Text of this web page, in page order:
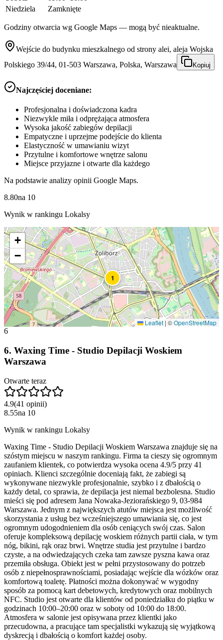
Niedziela
Zamknięte
Godziny otwarcia wg Google Maps — mogą być nieaktualne.
Wejście do budynku mieszkalnego od strony alei, aleja Wojska
Polskiego 39/44, 01-503 Warszawa, Polska, Warszawa
Kopiuj
Najczęściej doceniane:
Profesjonalna i doświadczona kadra
Niezwykle miła i odprężająca atmosfera
Wysoka jakość zabiegów depilacji
Empatyczne i uprzejme podejście do klienta
Elastyczność w umawianiu wizyt
Przytulne i komfortowe wnętrze salonu
Miejsce przyjazne i otwarte dla każdego
Na podstawie analizy opinii Google Maps.
8.80na 10
Wynik w rankingu Lokalsy
1
+
−
Leaflet | ©OpenStreetMap
6
6. Waxing Time - Studio Depilacji Woskiem
Warszawa
Otwarte teraz
4.9(41 opinii)
8.55na 10
Wynik w rankingu Lokalsy
Waxing Time - Studio Depilacji Woskiem Warszawa znajduje się na
szóstym miejscu w naszym rankingu. Firma ta cieszy się ogromnym
zaufaniem klientek, co potwierdza wysoka ocena 4.9/5 przy 41
opiniach. Klienci szczególnie doceniają fakt, że zabiegi są
wykonywane niezwykle profesjonalnie, szybko i z dbałością o
każdy detal, co sprawia, że depilacja jest niemal bezbolesna. Studio
mieści się pod adresem Jana Nowaka-Jeziorańskiego 9, 03-984
Warszawa. Jednym z największych atutów miejsca jest możliwość
skorzystania z usług bez wcześniejszego umawiania się, co jest
ogromnym udogodnieniem dla osób ceniących swój czas. Salon
oferuje kompleksową depilację woskiem różnych partii ciała, w tym
nóg, bikini, rąk oraz brwi. Wnętrze studia jest przytulne i bardzo
czyste, a na odwiedzających czeka tam zawsze pyszna kawa oraz
przemiła obsługa. Obiekt jest w pełni przystosowany do potrzeb
osób z niepełnosprawnościami, posiadając wejście dla wózków oraz
komfortową toaletę. Płatności można dokonywać w wygodny
sposób za pomocą kart debetowych, kredytowych oraz mobilnych
NFC. Studio jest otwarte dla klientów od poniedziałku do piątku w
godzinach 10:00–20:00 oraz w soboty od 10:00 do 18:00.
Atmosfera w salonie jest opisywana przez klientki jako
przecudowna, a pracujące tam specjalistki wykazują się wyjątkową
dyskrecją i dbałością o komfort każdej osoby.